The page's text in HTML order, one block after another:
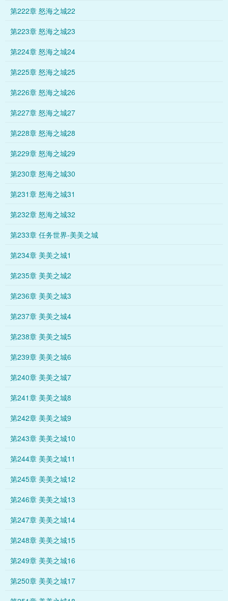
第222章 怒海之城22
第223章 怒海之城23
第224章 怒海之城24
第225章 怒海之城25
第226章 怒海之城26
第227章 怒海之城27
第228章 怒海之城28
第229章 怒海之城29
第230章 怒海之城30
第231章 怒海之城31
第232章 怒海之城32
第233章 任务世界-美美之城
第234章 美美之城1
第235章 美美之城2
第236章 美美之城3
第237章 美美之城4
第238章 美美之城5
第239章 美美之城6
第240章 美美之城7
第241章 美美之城8
第242章 美美之城9
第243章 美美之城10
第244章 美美之城11
第245章 美美之城12
第246章 美美之城13
第247章 美美之城14
第248章 美美之城15
第249章 美美之城16
第250章 美美之城17